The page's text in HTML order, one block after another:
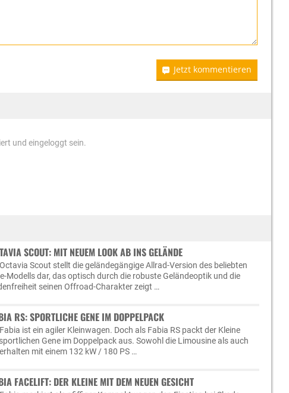
Jetzt kommentieren
und eingeloggt sein.
SCOUT: MIT NEUEM LOOK AB INS GELÄNDE
Scout stellt die geländegängige Allrad-Version des beliebten
Modells dar, das optisch durch die robuste Geländeoptik und die
seinen Offroad-Charakter zeigt …
RS: SPORTLICHE GENE IM DOPPELPACK
ist ein agiler Kleinwagen. Doch als Fabia RS packt der Kleine
Gene im Doppelpack aus. Sowohl die Limousine als auch
mit einem 132 kW / 180 PS …
FACELIFT: DER KLEINE MIT DEM NEUEN GESICHT